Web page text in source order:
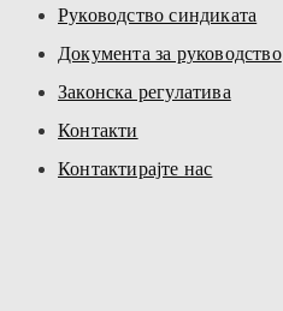
Руководство синдиката
Документа за руководство
Законска регулатива
Контакти
Контактирајте нас